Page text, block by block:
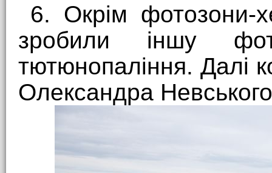
6. Окрім фотозони-
зробили іншу
тютюнопаління. Далі
Олександра